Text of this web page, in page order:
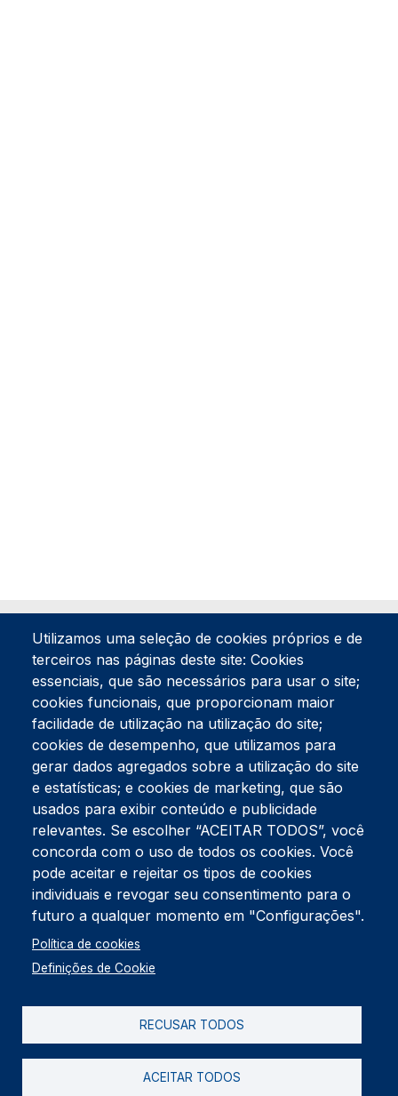
Tel:234 390 100Fax:234 390 100
Endereço Postal
Apartado 42
Rua Gil Eanes 31
3834-908 Gafanha da Nazaré
Estúdios
Rua Prior Guerra
Edifício do Centro Cultural da Gafanha da Nazaré
3830-556 Gafanha da Nazaré
Rodapé
Cookies
Política de Privacidade
Utilizamos uma seleção de cookies próprios e de
terceiros nas páginas deste site: Cookies
essenciais, que são necessários para usar o site;
cookies funcionais, que proporcionam maior
facilidade de utilização na utilização do site;
cookies de desempenho, que utilizamos para
gerar dados agregados sobre a utilização do site
e estatísticas; e cookies de marketing, que são
usados para exibir conteúdo e publicidade
relevantes. Se escolher “ACEITAR TODOS”, você
concorda com o uso de todos os cookies. Você
pode aceitar e rejeitar os tipos de cookies
individuais e revogar seu consentimento para o
futuro a qualquer momento em "Configurações".
Política de cookies
Definições de Cookie
RECUSAR TODOS
ACEITAR TODOS